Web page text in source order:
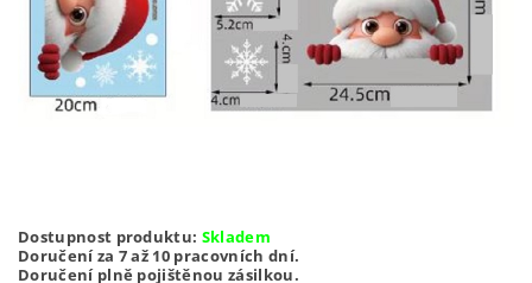
Dostupnost produktu: Skladem
Doručení za 7 až 10 pracovních dní.
Doručení plně pojištěnou zásilkou.